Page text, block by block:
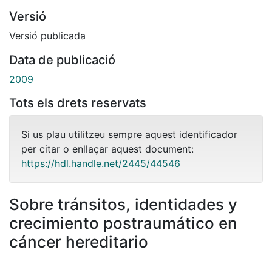
Versió
Versió publicada
Data de publicació
2009
Tots els drets reservats
Si us plau utilitzeu sempre aquest identificador
per citar o enllaçar aquest document:
https://hdl.handle.net/2445/44546
Sobre tránsitos, identidades y
crecimiento postraumático en
cáncer hereditario